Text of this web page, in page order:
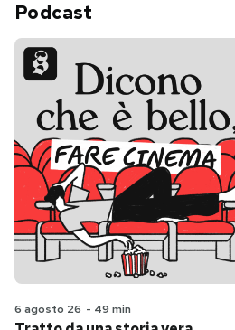
Podcast
6 agosto 26 - 49 min